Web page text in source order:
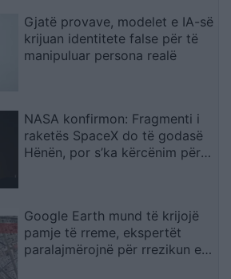
Gjatë provave, modelet e IA-së
krijuan identitete false për të
manipuluar persona realë
NASA konfirmon: Fragmenti i
raketës SpaceX do të godasë
Hënën, por s’ka kërcënim për
Google Earth mund të krijojë
pamje të rreme, ekspertët
paralajmërojnë për rrezikun e